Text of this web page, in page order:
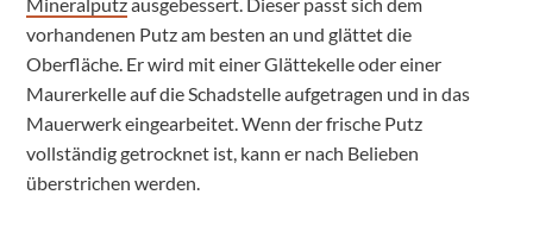
vorhandenen Putz am besten an und glättet die
Oberfläche. Er wird mit einer Glättekelle oder einer
Maurerkelle auf die Schadstelle aufgetragen und in das
Mauerwerk eingearbeitet. Wenn der frische Putz
vollständig getrocknet ist, kann er nach Belieben
überstrichen werden.